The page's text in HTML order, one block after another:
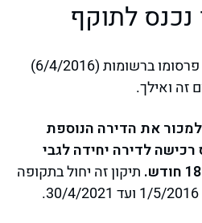
נכנס לתוקף
תיקון זה נכנס לתוקף מיום פרסומו ברשומות (6/4/2016)
זה ואילך.
את הדירה הנוספת
לדירה יחידה לגבי
תיקון זה יחול בתקופה